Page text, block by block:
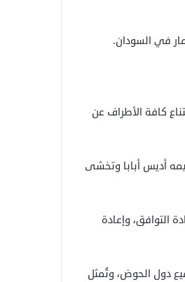
في السودان.
كافة الأطراف عن
أديس أبابا وتخشى
التوافق، وإعادة
دول الحوض، وتُمثل